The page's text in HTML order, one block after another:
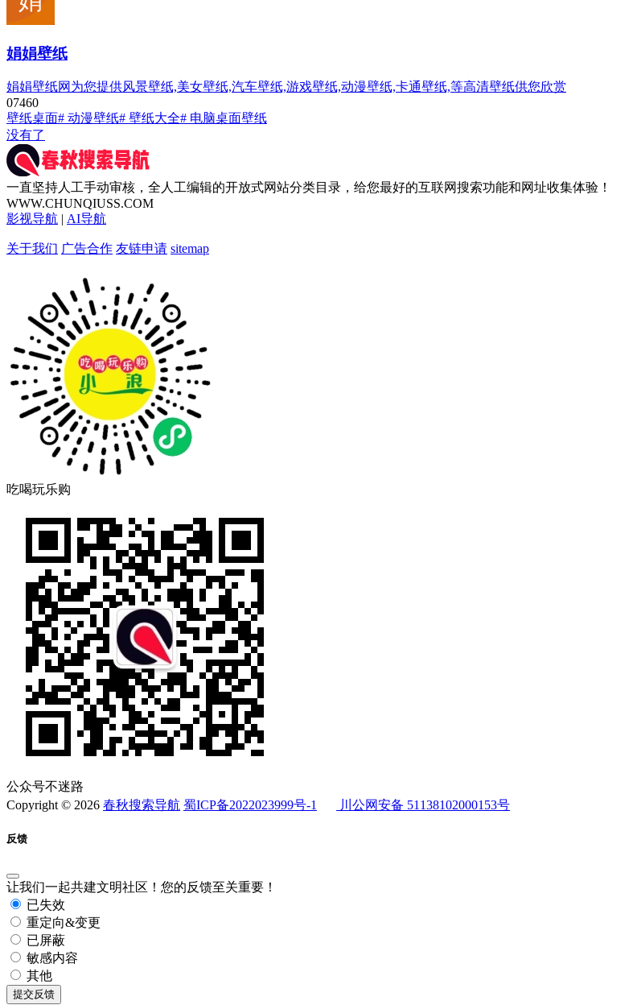
娟娟壁纸
娟娟壁纸网为您提供风景壁纸,美女壁纸,汽车壁纸,游戏壁纸,动漫壁纸,卡通壁纸,等高清壁纸供您欣赏
07460
壁纸桌面# 动漫壁纸# 壁纸大全# 电脑桌面壁纸
没有了
一直坚持人工手动审核，全人工编辑的开放式网站分类目录，给您最好的互联网搜索功能和网址收集体验！
WWW.CHUNQIUSS.COM
影视导航 | AI导航
关于我们 广告合作 友链申请 sitemap
吃喝玩乐购
公众号不迷路
Copyright © 2026 春秋搜索导航 蜀ICP备2022023999号-1 川公网安备 51138102000153号
反馈
让我们一起共建文明社区！您的反馈至关重要！
已失效
重定向&变更
已屏蔽
敏感内容
其他
提交反馈